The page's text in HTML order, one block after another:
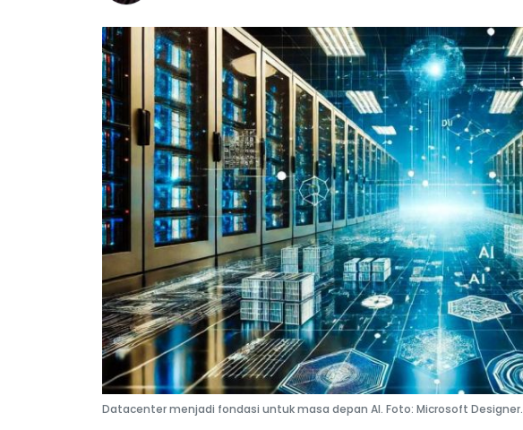
Datacenter menjadi fondasi untuk masa depan AI. Foto: Microsoft Designer.